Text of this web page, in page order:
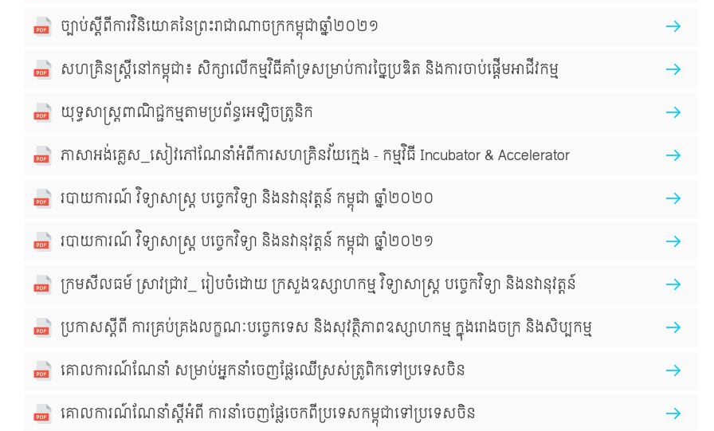
ច្បាប់ស្ដីពីការវិនិយោគនៃព្រះរាជាណាចក្រកម្ពុជាឆ្នាំ២០២១
សហគ្រិនស្ត្រីនៅកម្ពុជា៖ សិក្សាលើកម្មវិធីគាំទ្រសម្រាប់ការច្នៃប្រឌិត និងការចាប់ផ្ដើមអាជីវកម្ម
យុទ្ធសាស្ត្រពាណិជ្ជកម្មតាមប្រព័ន្ធអេឡិចត្រូនិក
ភាសាអង់គ្លេស_សៀវភៅណែនាំអំពីការសហគ្រិនវ័យក្មេង - កម្មវិធី Incubator & Accelerator
របាយការណ៍ វិទ្យាសាស្រ្ត បច្ចេកវិទ្យា និងនវានុវត្តន៍ កម្ពុជា ឆ្នាំ២០២០
របាយការណ៍ វិទ្យាសាស្រ្ត បច្ចេកវិទ្យា និងនវានុវត្តន៍ កម្ពុជា ឆ្នាំ២០២១
ក្រមសីលធម៍ ស្រាវជ្រាវ_ រៀបចំដោយ ក្រសួងឧស្សាហកម្ម វិទ្យាសាស្ត្រ បច្ចេកវិទ្យា និង​នវានុវត្តន៍
ប្រកាសស្ដីពី ការគ្រប់គ្រងលក្ខណៈបច្ចេកទេស និងសុវត្ថិភាពឧស្សាហកម្ម ក្នុងរោងចក្រ និងសិប្បកម្ម
គោលការណ៍ណែនាំ សម្រាប់អ្នកនាំចេញផ្លែឈើស្រស់ត្រូពិកទៅប្រទេសចិន
គោលការណ៍ណែនាំស្ដីអំពី ការនាំចេញផ្លែចេកពីប្រទេសកម្ពុជាទៅប្រទេសចិន